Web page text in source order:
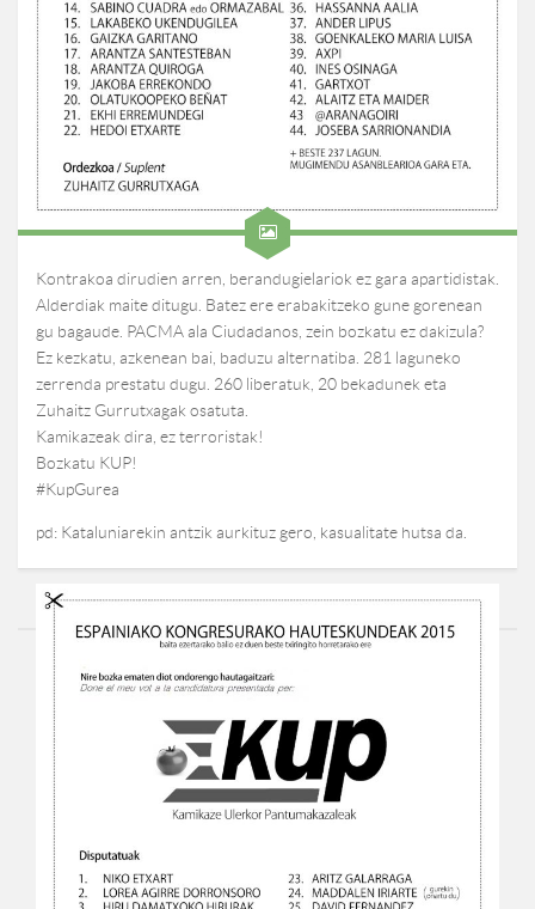
Kontrakoa dirudien arren, berandugielariok ez gara apartidistak.
Alderdiak maite ditugu. Batez ere erabakitzeko gune gorenean
gu bagaude. PACMA ala Ciudadanos, zein bozkatu ez dakizula?
Ez kezkatu, azkenean bai, baduzu alternatiba. 281 laguneko
zerrenda prestatu dugu. 260 liberatuk, 20 bekadunek eta
Zuhaitz Gurrutxagak osatuta.
Kamikazeak dira, ez terroristak!
Bozkatu KUP!
#KupGurea
pd: Kataluniarekin antzik aurkituz gero, kasualitate hutsa da.